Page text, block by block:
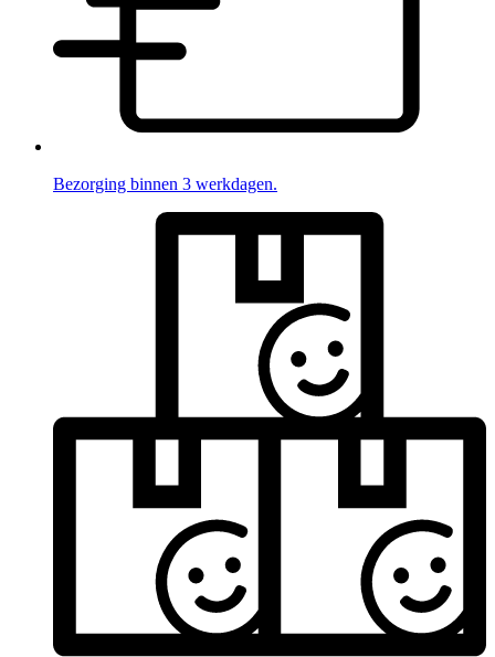
Bezorging binnen 3 werkdagen.